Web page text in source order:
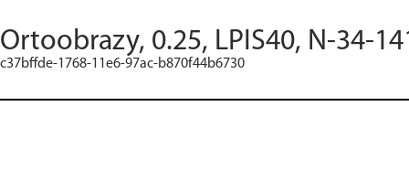
Ortoobrazy, 0.25, LPIS40, N-34-
c37bffde-1768-11e6-97ac-b870f44b6730